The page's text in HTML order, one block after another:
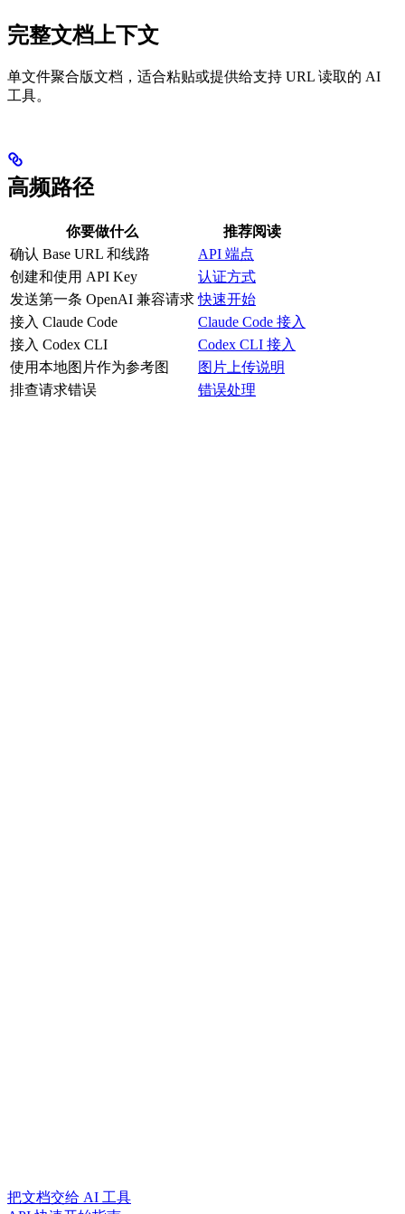
完整文档上下文
单文件聚合版文档，适合粘贴或提供给支持 URL 读取的 AI
工具。
高频路径
你要做什么
推荐阅读
确认 Base URL 和线路
API 端点
创建和使用 API Key
认证方式
发送第一条 OpenAI 兼容请求 快速开始
接入 Claude Code
Claude Code 接入
接入 Codex CLI
Codex CLI 接入
使用本地图片作为参考图
图片上传说明
排查请求错误
错误处理
把文档交给 AI 工具